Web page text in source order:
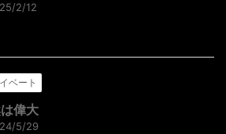
2/12
ベート
偉大
5/29